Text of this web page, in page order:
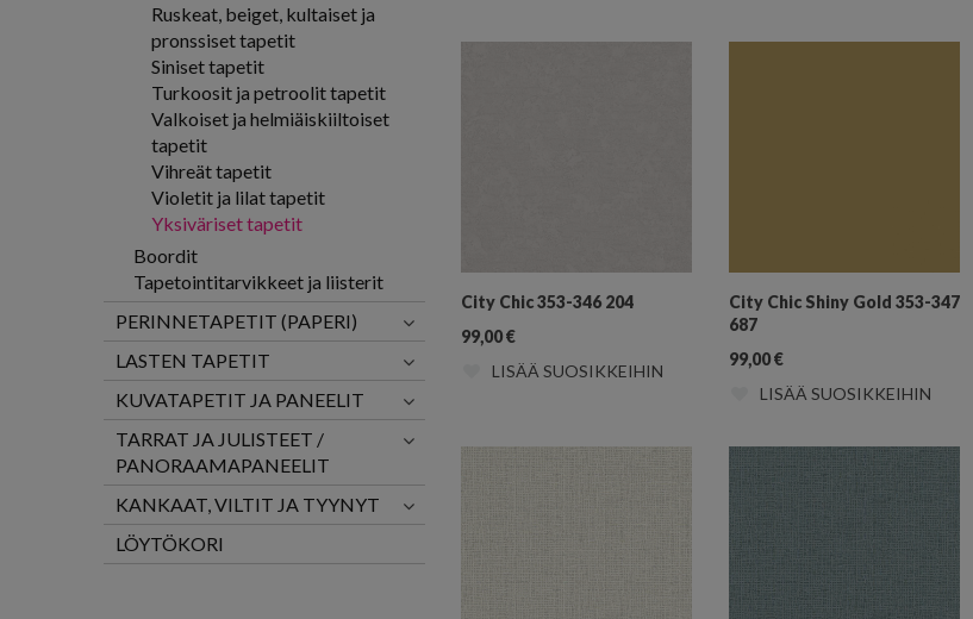
City Chic 353-346 204
99,00€
LISÄÄ SUOSIKKEIHIN
City Chic Shiny Gold 353-347
687
99,00€
LISÄÄ SUOSIKKEIHIN
Ruskeat, beiget, kultaiset ja
pronssiset tapetit
Siniset tapetit
Turkoosit ja petroolit tapetit
Valkoiset ja helmiäiskiiltoiset
tapetit
Vihreät tapetit
Violetit ja lilat tapetit
Yksiväriset tapetit
Boordit
Tapetointitarvikkeet ja liisterit
PERINNETAPETIT (PAPERI)
LASTEN TAPETIT
KUVATAPETIT JA PANEELIT
TARRAT JA JULISTEET /
PANORAAMAPANEELIT
KANKAAT, VILTIT JA TYYNYT
LÖYTÖKORI